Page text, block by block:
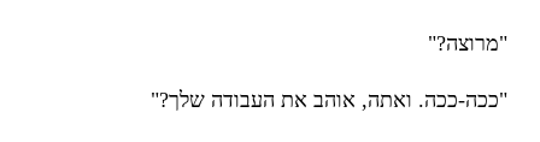
"מרוצה?"
"ככה-ככה. ואתה, אוהב את העבודה שלך?"